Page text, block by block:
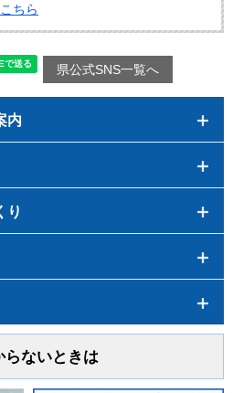
ちら
県公式SNS一覧へ
内
り
らないときは